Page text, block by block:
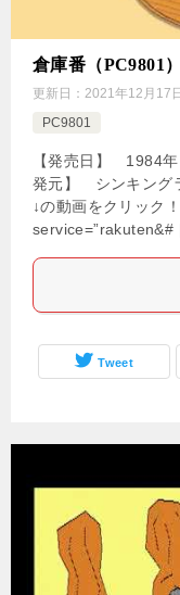
倉庫番（PC9801）
更新日： 2021年12月17日
PC9801
【発売日】 1984
発元】 シンキング
↓の動画をクリック
Tweet